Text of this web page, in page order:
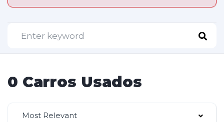
0 Carros Usados
Most Relevant